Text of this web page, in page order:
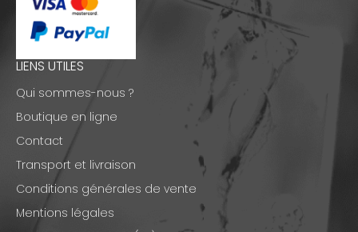
LIENS UTILES
Qui sommes-nous ?
Boutique en ligne
Contact
Transport et livraison
Conditions générales de vente
Mentions légales